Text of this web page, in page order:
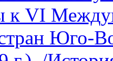
к VI
Юго-